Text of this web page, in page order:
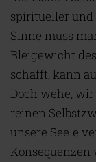
spiritueller und
Sinne muss
Bleigewicht
schafft, kann
Doch wehe,
reinen
unsere Seele
Konsequenzen